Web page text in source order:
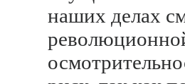
наших делах